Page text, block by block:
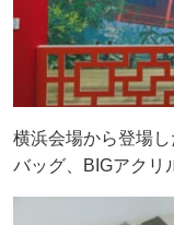
横浜会場から登場
バッグ、BIGアクリ